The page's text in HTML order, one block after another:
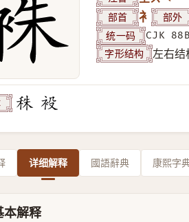
部首 衤 部外
统一码 CJK
字形结构 左右结
详细解释 國語辭典 康熙字
本解释